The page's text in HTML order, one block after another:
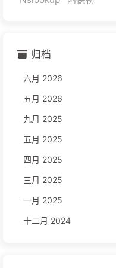
归档
六月 2026
五月 2026
九月 2025
五月 2025
四月 2025
三月 2025
一月 2025
十二月 2024